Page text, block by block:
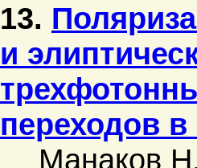
13.
и
переходов в
Манаков